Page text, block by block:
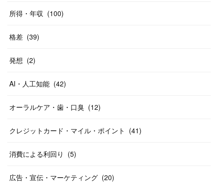
所得・年収 (100)
格差 (39)
発想 (2)
AI・人工知能 (42)
オーラルケア・歯・口臭 (12)
クレジットカード・マイル・ポイント (41)
消費による利回り (5)
広告・宣伝・マーケティング (20)